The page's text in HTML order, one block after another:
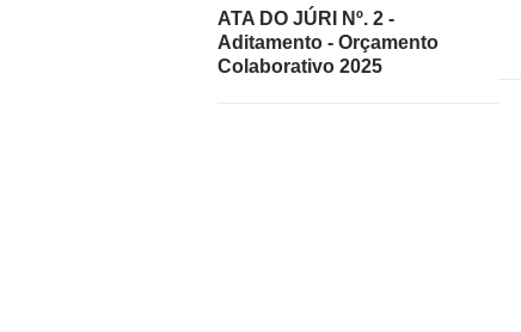
ATA DO JÚRI Nº. 2 -
Aditamento - Orçamento
Colaborativo 2025